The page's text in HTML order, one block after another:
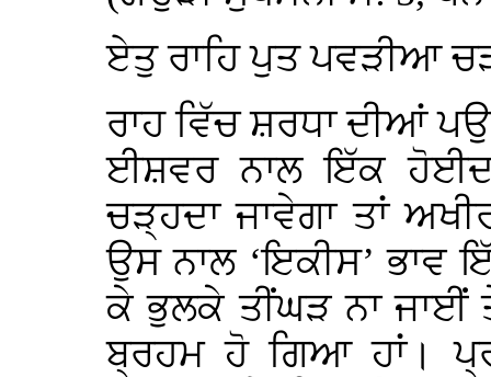
ਏਤੁ ਰਾਹਿ ਪੁਤ ਪਵੜੀਆ
ਰਾਹ ਵਿੱਚ ਸ਼ਰਧਾ ਦੀਆਂ
ਈਸ਼ਵਰ ਨਾਲ ਇੱਕ
ਚੜ੍ਹਦਾ ਜਾਵੇਗਾ ਤਾਂ
ਉਸ ਨਾਲ ‘ਇਕੀਸ’ ਭਾਵ
ਕੇ ਭੁਲਕੇ ਤੀਂਘੜ ਨਾ ਜਾਈਂ
ਬ੍ਰਹਮ ਹੋ ਗਿਆ ਹਾਂ।